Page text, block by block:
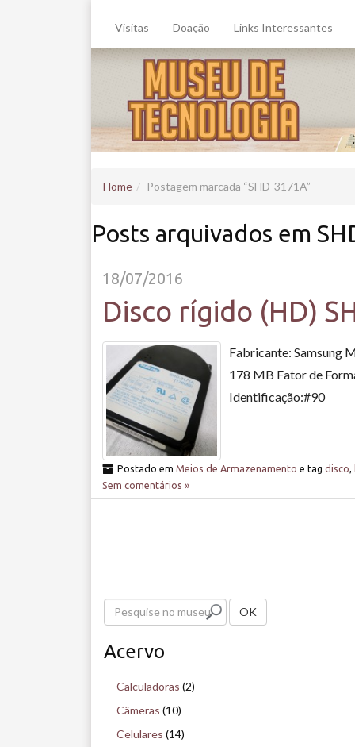
Visitas Doação Links Interessantes
Home Postagem marcada SHD-3171A
Posts arquivados em
18/07/2016
Disco rígido (HD)
Fabricante: Samsung
178 MB Fator de
Identificação:#90
Postado em Meios de Armazenamento e tag disco
Sem comentários »
s
OK
Acervo
Calculadoras (2)
Câmeras (10)
Celulares (14)